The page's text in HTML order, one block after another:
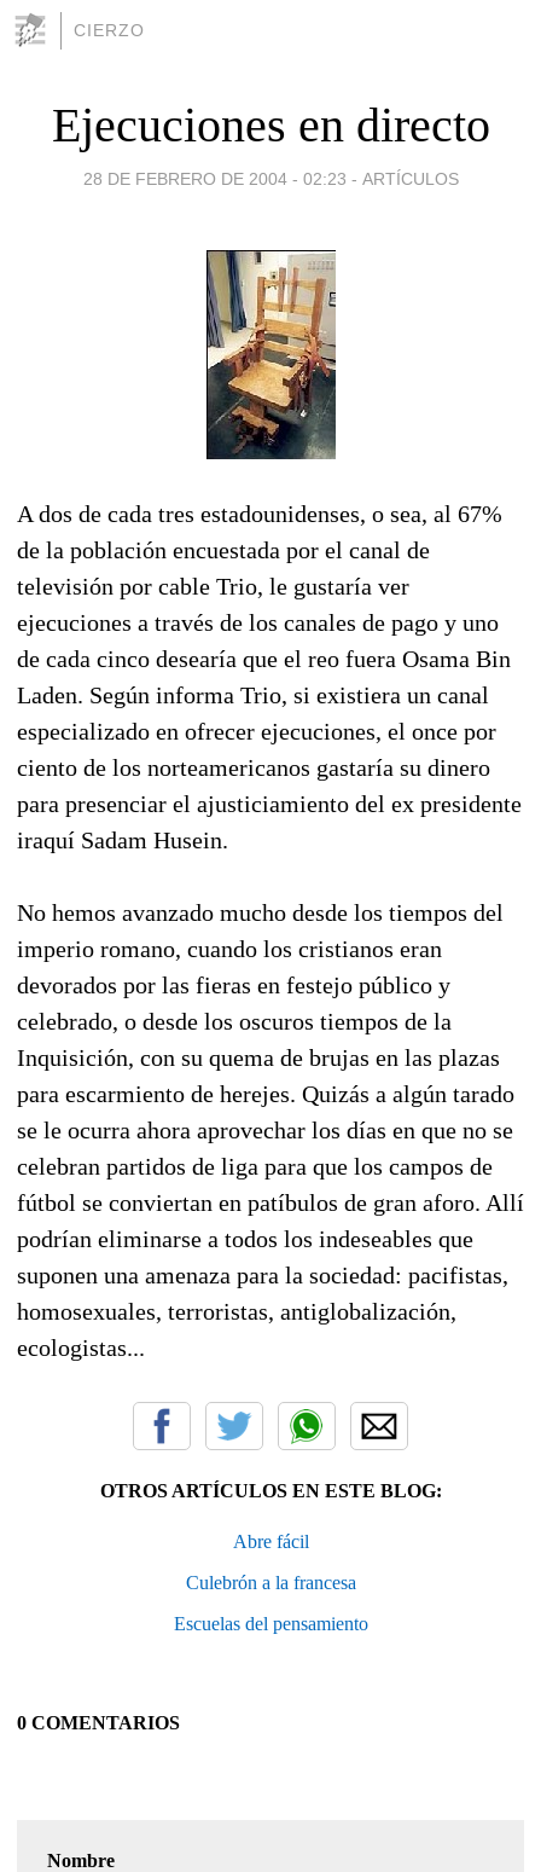
CIERZO
Ejecuciones en directo
28 DE FEBRERO DE 2004 - 02:23 - ARTÍCULOS
A dos de cada tres estadounidenses, o sea, al 67%
de la población encuestada por el canal de
televisión por cable Trio, le gustaría ver
ejecuciones a través de los canales de pago y uno
de cada cinco desearía que el reo fuera Osama Bin
Laden. Según informa Trio, si existiera un canal
especializado en ofrecer ejecuciones, el once por
ciento de los norteamericanos gastaría su dinero
para presenciar el ajusticiamiento del ex presidente
iraquí Sadam Husein.
No hemos avanzado mucho desde los tiempos del
imperio romano, cuando los cristianos eran
devorados por las fieras en festejo público y
celebrado, o desde los oscuros tiempos de la
Inquisición, con su quema de brujas en las plazas
para escarmiento de herejes. Quizás a algún tarado
se le ocurra ahora aprovechar los días en que no se
celebran partidos de liga para que los campos de
fútbol se conviertan en patíbulos de gran aforo. Allí
podrían eliminarse a todos los indeseables que
suponen una amenaza para la sociedad: pacifistas,
homosexuales, terroristas, antiglobalización,
ecologistas...
OTROS ARTÍCULOS EN ESTE BLOG:
Abre fácil
Culebrón a la francesa
Escuelas del pensamiento
0 COMENTARIOS
Nombre